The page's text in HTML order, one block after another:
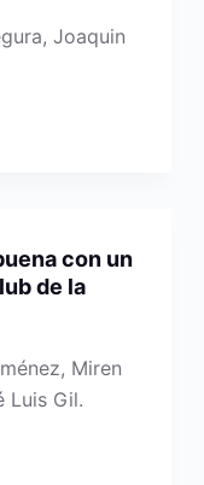
Joaquin
con un
de la
Miren
Luis Gil.